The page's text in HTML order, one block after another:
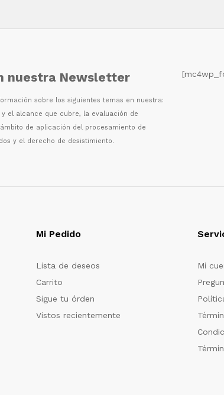
nuestra Newsletter
ón sobre los siguientes temas en nuestra:
el alcance que cubre, la evaluación de
ámbito de aplicación del procesamiento de
y el derecho de desistimiento.
Mi Pedido
Lista de deseos
Carrito
Sigue tu órden
Vistos recientemente
Mi